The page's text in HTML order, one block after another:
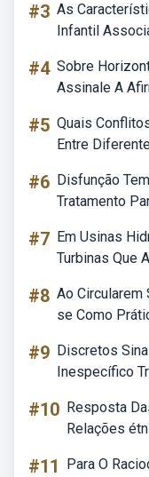
#3 As
Infantil
#4 Sobre
Assinale A
#5 Quais
Entre
#6 Disfunção
Tratamento
#7 Em Usinas
Turbinas Que
#8 Ao Circularem
se Como
#9 Discretos
Inespecífico
#10 Resposta
Relações
#11
Para O